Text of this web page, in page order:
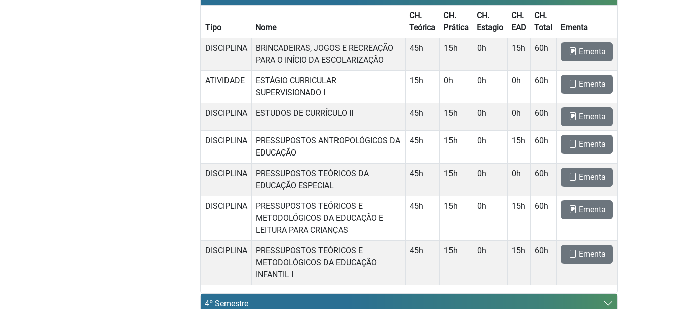
Tipo Nome
CH.
Teórica
CH.
Prática
CH.
Estagio
CH.
EAD
CH.
Total
Ementa
DISCIPLINA
BRINCADEIRAS, JOGOS E RECREAÇÃO
PARA O INÍCIO DA ESCOLARIZAÇÃO
45h 15h 0h 15h 60h Ementa
ATIVIDADE
ESTÁGIO CURRICULAR
SUPERVISIONADO I
15h 0h 0h 0h 60h Ementa
DISCIPLINA ESTUDOS DE CURRÍCULO II 45h 15h 0h 0h 60h Ementa
DISCIPLINA
PRESSUPOSTOS ANTROPOLÓGICOS DA
EDUCAÇÃO
45h 15h 0h 15h 60h Ementa
DISCIPLINA
PRESSUPOSTOS TEÓRICOS DA
EDUCAÇÃO ESPECIAL
45h 15h 0h 0h 60h Ementa
DISCIPLINA
PRESSUPOSTOS TEÓRICOS E
METODOLÓGICOS DA EDUCAÇÃO E
LEITURA PARA CRIANÇAS
45h 15h 0h 15h 60h Ementa
DISCIPLINA
PRESSUPOSTOS TEÓRICOS E
METODOLÓGICOS DA EDUCAÇÃO
INFANTIL I
45h 15h 0h 15h 60h Ementa
4º Semestre